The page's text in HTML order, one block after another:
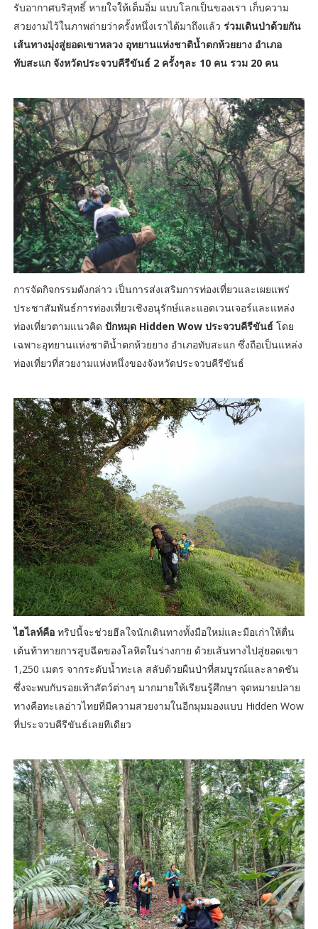
รับอากาศบริสุทธิ์ หายใจให้เต็มอิ่ม แบบโลกเป็นของเรา เก็บความ
สวยงามไว้ในภาพถ่ายว่าครั้งหนึ่งเราได้มาถึงแล้ว ร่วมเดินป่าด้วยกัน
เส้นทางมุ่งสู่ยอดเขาหลวง อุทยานแห่งชาติน้ำตกห้วยยาง อำเภอ
ทับสะแก จังหวัดประจวบคีรีขันธ์ 2 ครั้งๆละ 10 คน รวม 20 คน
การจัดกิจกรรมดังกล่าว เป็นการส่งเสริมการท่องเที่ยวและเผยแพร่
ประชาสัมพันธ์การท่องเที่ยวเชิงอนุรักษ์และแอดเวนเจอร์และแหล่ง
ท่องเที่ยวตามแนวคิด ปักหมุด Hidden Wow ประจวบคีรีขันธ์ โดย
เฉพาะอุทยานแห่งชาติน้ำตกห้วยยาง อำเภอทับสะแก ซึ่งถือเป็นแหล่ง
ท่องเที่ยวที่สวยงามแห่งหนึ่งของจังหวัดประจวบคีรีขันธ์
ไฮไลท์คือทริปนี้จะช่วยฮีลใจนักเดินทางทั้งมือใหม่และมือเก่าให้ตื่น
เต้นท้าทายการสูบฉีดของโลหิตในร่างกาย ด้วยเส้นทางไปสู่ยอดเขา
1,250 เมตร จากระดับน้ำทะเล สลับด้วยผืนป่าที่สมบูรณ์และลาดชัน
ซึ่งจะพบกับรอยเท้าสัตว์ต่างๆ มากมายให้เรียนรู้ศึกษา จุดหมายปลาย
ทางคือทะเลอ่าวไทยที่มีความสวยงามในอีกมุมมองแบบ Hidden Wow
ที่ประจวบคีรีขันธ์เลยทีเดียว